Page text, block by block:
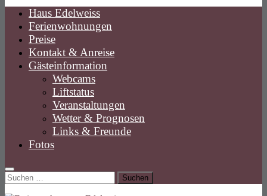
Haus Edelweiss
Ferienwohnungen
Preise
Kontakt & Anreise
Gästeinformation
Webcams
Liftstatus
Veranstaltungen
Wetter & Prognosen
Links & Freunde
Fotos
Suchen
nach: